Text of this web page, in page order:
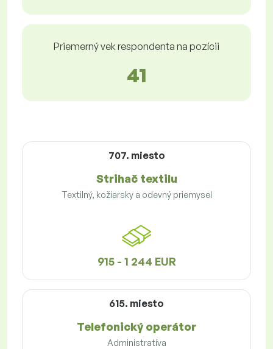
Priemerný vek respondenta na pozícii
41
707. miesto
Strihač textilu
Textilný, kožiarsky a odevný priemysel
915 - 1 244 EUR
615. miesto
Telefonický operátor
Administratíva